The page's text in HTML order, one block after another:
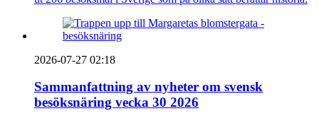
2026-07-27 02:18
Sammanfattning av nyheter om svensk
besöksnäring vecka 30 2026